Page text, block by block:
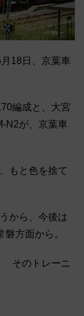
18日、京葉車
編成と、大宮
N2が、京葉車
もと色を捨て
から、今後は
方面から。
そのトレーニ